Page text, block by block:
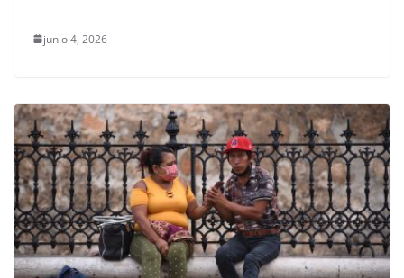
junio 4, 2026